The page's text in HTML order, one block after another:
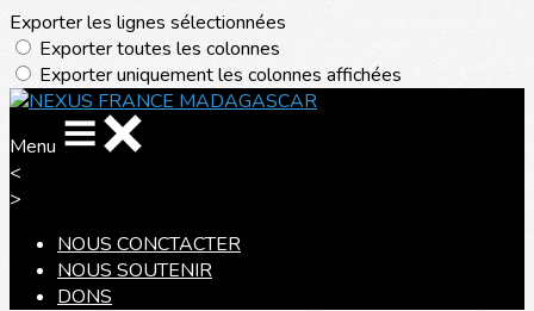
Exporter les lignes sélectionnées
Exporter toutes les colonnes
Exporter uniquement les colonnes affichées
Menu
<
>
NOUS CONCTACTER
NOUS SOUTENIR
DONS